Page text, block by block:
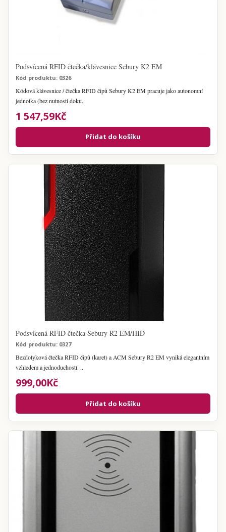
Podsvícená RFID čtečka/klávesnice Sebury K2 EM
Kód produktu: 0326
Kódová klávesnice / čtečka RFID čipů Sebury K2 EM pracuje jako autonomní
jednotka (bez nutnosti doku..
1 547,59Kč
Přidat do košíku
Podsvícená RFID čtečka Sebury R2 EM/HID
Kód produktu: 0327
Bezdotyková čtečka RFID čipů (karet) a ACM Sebury R2 EM vyniká elegantním
vzhledem a jednoduchostí. ..
999,00Kč
Přidat do košíku